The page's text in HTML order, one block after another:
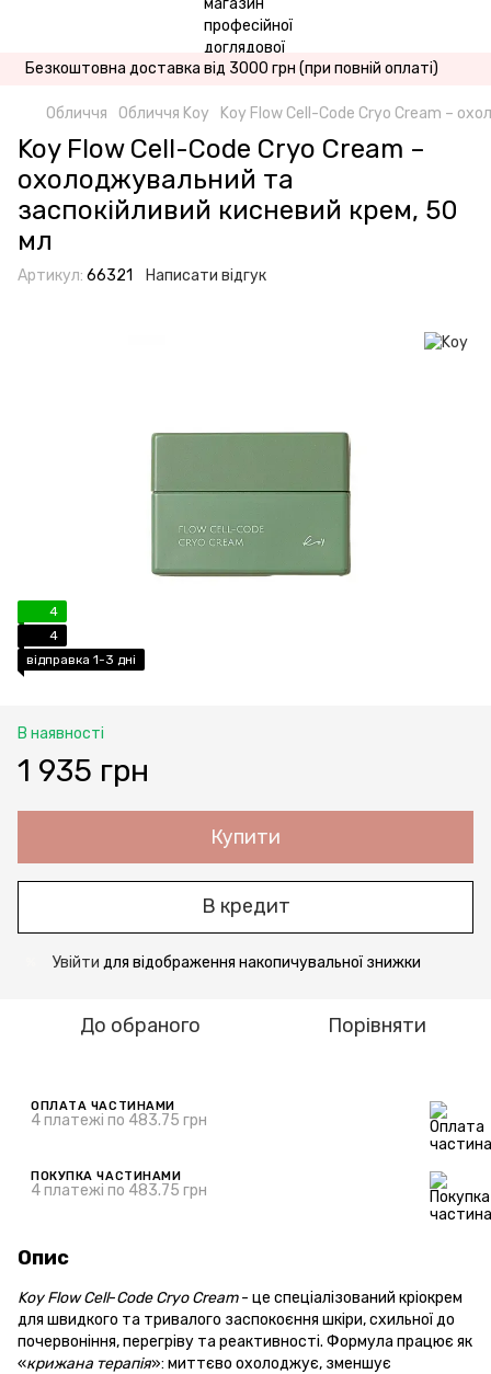
Безкоштовна доставка від 3000 грн (при повній оплаті)
Обличчя Обличчя Koy Koy Flow Cell-Code Cryo Cream –
Koy Flow Cell-Code Cryo Cream –
охолоджувальний та
заспокійливий кисневий крем, 50
мл
Артикул: 66321 Написати відгук
4
4
відправка 1-3 дні
В наявності
1 935 грн
Купити
В кредит
Увійти для відображення накопичувальної знижки
До обраного Порівняти
ОПЛАТА ЧАСТИНАМИ
4 платежі по 483.75 грн
ПОКУПКА ЧАСТИНАМИ
4 платежі по 483.75 грн
Опис
Koy Flow Cell-Code Cryo Cream- це спеціалізований кріокрем
для швидкого та тривалого заспокоєння шкіри, схильної до
почервоніння, перегріву та реактивності. Формула працює як
«крижана терапія»: миттєво охолоджує, зменшує